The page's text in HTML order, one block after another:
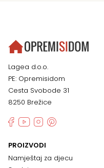
Lagea d.o.o.
PE: Opremisidom
Cesta Svobode 31
8250 Brežice
PROIZVODI
Namještaj za djecu